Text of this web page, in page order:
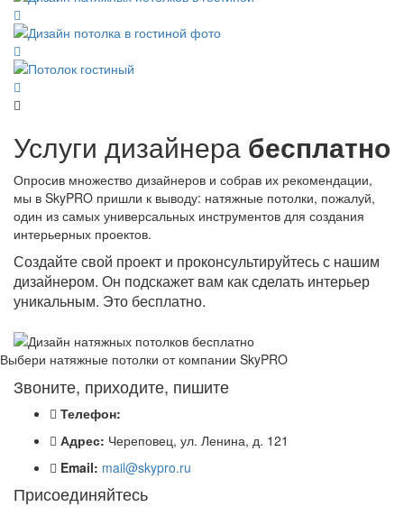
Услуги дизайнера бесплатно
Опросив множество дизайнеров и собрав их рекомендации,
мы в SkyPRO пришли к выводу: натяжные потолки, пожалуй,
один из самых универсальных инструментов для создания
интерьерных проектов.
Создайте свой проект и проконсультируйтесь с нашим
дизайнером. Он подскажет вам как сделать интерьер
уникальным. Это бесплатно.
Выбери натяжные потолки от компании SkyPRO
Звоните, приходите, пишите
Телефон:
Адрес: Череповец, ул. Ленина, д. 121
Email: mail@skypro.ru
Присоединяйтесь